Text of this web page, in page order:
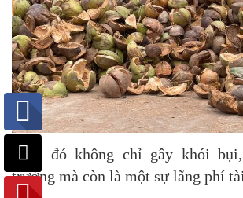
Điều đó không chỉ gây khói
trường mà còn là một sự lãng phí